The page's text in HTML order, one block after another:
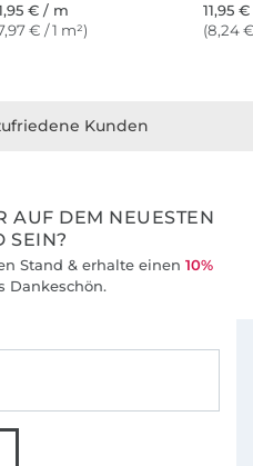
€ / m
€ / 1 m²)
11,95
(8,24
AUF DEM NEUESTEN
SEIN?
Stand & erhalte einen 10%
Dankeschön.